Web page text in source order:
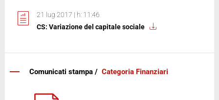
21 lug 2017 | h: 11:46
CS: Variazione del capitale sociale
Comunicati stampa / Categoria Finanziari